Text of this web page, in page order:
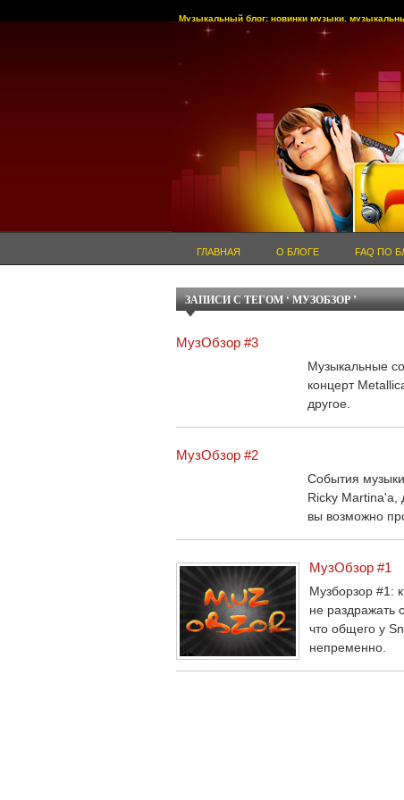
Музыкальный блог: новинки музыки,
ГЛАВНАЯ О БЛОГЕ FAQ ПО
ЗАПИСИ С ТЕГОМ ‘ МУЗОБЗОР ’
МузОбзор #3
Музыкальные
концерт
другое.
МузОбзор #2
События
Ricky Martina'a,
вы возможно
МузОбзор #1
Музборзор #1:
не раздражать
что общего у
непременно.